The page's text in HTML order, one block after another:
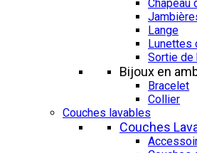
Chapeau
Lange
Lunettes
Sortie de
Bijoux en
Bracelet
Collier
Couches lavables
Couches